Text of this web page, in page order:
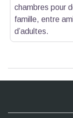
chambres pour
famille, entre
d’adultes.